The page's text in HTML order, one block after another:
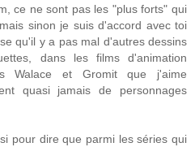
ce ne sont pas les "plus forts" qui
sinon je suis d'accord avec toi
qu'il y a pas mal d'autres dessins
dans les films d'animation
Walace et Gromit que j'aime
quasi jamais de personnages
pour dire que parmi les séries qui